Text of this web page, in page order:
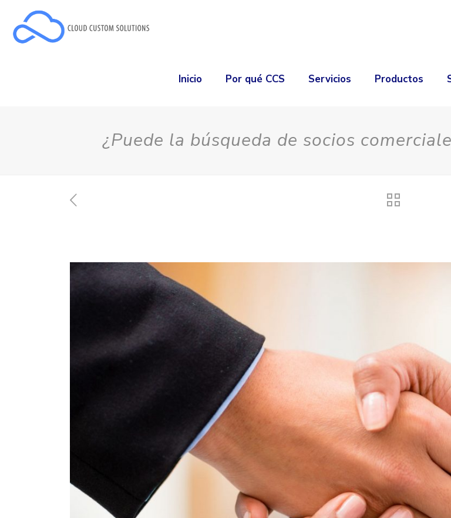
Inicio Por qué CCS Servicios Productos
¿Puede la búsqueda de socios